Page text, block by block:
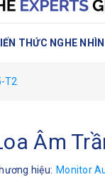
THỨC NGHE NHÌN
T2
Âm
hiệu: Monitor